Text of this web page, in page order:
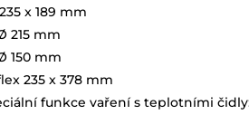
x 189 mm
215 mm
150 mm
235 x 378 mm
funkce vaření s teplotními